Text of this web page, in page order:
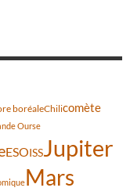
boréaleChilicomète
Ourse
ESOISSJupiter
Mars